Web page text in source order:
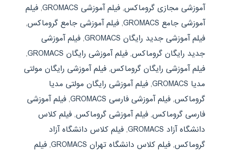
آموزشی مجازی گروماکس, فیلم آموزشی GROMACS , فیلم
آموزشی جامع GROMACS
, فیلم آموزشی جامع گروماکس,
فیلم آموزشی جدید رایگان GROMACS
, فیلم آموزشی
جدید رایگان گروماکس, فیلم آموزشی رایگان GROMACS
,
فیلم آموزشی رایگان گروماکس, فیلم آموزشی رایگان مولتی
مدیا GROMACS
, فیلم آموزشی رایگان مولتی مدیا
گروماکس, فیلم آموزشی فارسی GROMACS , فیلم آموزشی
فارسی گروماکس, فیلم آموزشی گروماکس, فیلم کلاس
دانشگاه آزاد GROMACS
, فیلم کلاس دانشگاه آزاد
گروماکس, فیلم کلاس دانشگاه تهران GROMACS , فیلم